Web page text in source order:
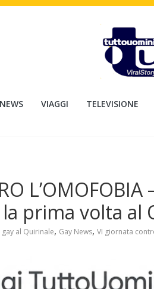
NEWS VIAGGI TELEVISIONE
L’OMOFOBIA
prima volta al
gay al Quirinale, Gay News, VI giornata